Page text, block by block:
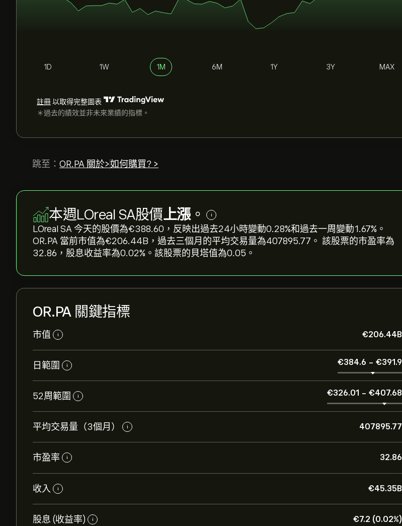
1D 1W 1M 6M 1Y 3Y MAX
註冊以取得完整圖表
＊過去的績效並非未來業績的指標。
跳至： OR.PA 關於>如何購買? >
本週LOreal SA股價上漲。 i
LOreal SA 今天的股價為‎€‎388.60，反映出過去24小時變動‎0.28‎%和過去一周變動‎1.67‎%。
OR.PA 當前市值為‎€‎206.44B，過去三個月的平均交易量為407895.77。 該股票的市盈率為
32.86，股息收益率為0.02%。該股票的貝塔值為0.05。
OR.PA 關鍵指標
市值 i ‎€‎206.44B
日範圍 i ‎€‎384.6 - ‎€‎391.9
52周範圍 i ‎€‎326.01 - ‎€‎407.68
平均交易量（3個月） i 407895.77
市盈率 i 32.86
收入 i ‎€‎45.35B
股息 (收益率) i ‎€‎7.2 (0.02%)